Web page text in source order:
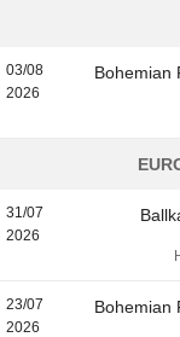
03/08
2026
Bohemian
31/07
2026
23/07
2026
Bohemian